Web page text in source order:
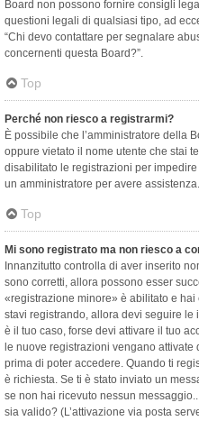
Board non possono fornire consigli
questioni legali di qualsiasi tipo, ad
“Chi devo contattare per segnalare
concernenti questa Board?”.
Top
Perché non riesco a registrarmi?
È possibile che l’amministratore della
oppure vietato il nome utente che stai
disabilitato le registrazioni per
un amministratore per avere assistenza.
Top
Mi sono registrato ma non riesco a
Innanzitutto controlla di aver inserito
sono corretti, allora possono esser
«registrazione minore» è abilitato e hai
stavi registrando, allora devi seguire le
è il tuo caso, forse devi attivare il tuo
le nuove registrazioni vengano attivate
prima di poter accedere. Quando ti
è richiesta. Se ti è stato inviato un
se non hai ricevuto nessun
sia valido? (L’attivazione via posta